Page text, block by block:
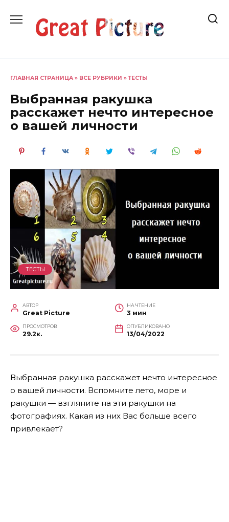
содержанию
ГЛАВНАЯ СТРАНИЦА » ВСЕ РУБРИКИ »ТЕСТЫ
Выбранная ракушка
расскажет нечто интересное
о вашей личности
ТЕСТЫ
АВТОР
Great Picture
НА ЧТЕНИЕ
3 мин
ПРОСМОТРОВ
29.2к.
ОПУБЛИКОВАНО
13/04/2022
Выбранная ракушка расскажет нечто интересное
о вашей личности. Вспомните лето, море и
ракушки — взгляните на эти ракушки на
фотографиях. Какая из них Вас больше всего
привлекает?